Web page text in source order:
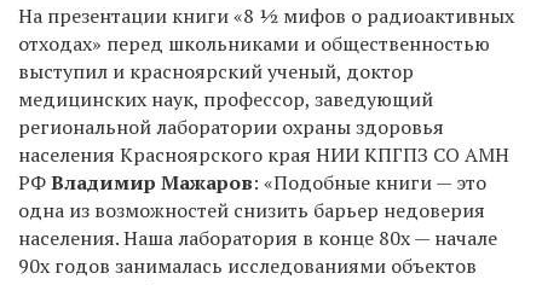
На презентации книги «8 ½ мифов о радиоактивных
отходах» перед школьниками и общественностью
выступил и красноярский ученый, доктор
медицинских наук, профессор, заведующий
региональной лаборатории охраны здоровья
населения Красноярского края НИИ КПГПЗ СО АМН
РФВладимир Мажаров: «Подобные книги — это
одна из возможностей снизить барьер недоверия
населения. Наша лаборатория в конце 80х — начале
90х годов занималась исследованиями объектов